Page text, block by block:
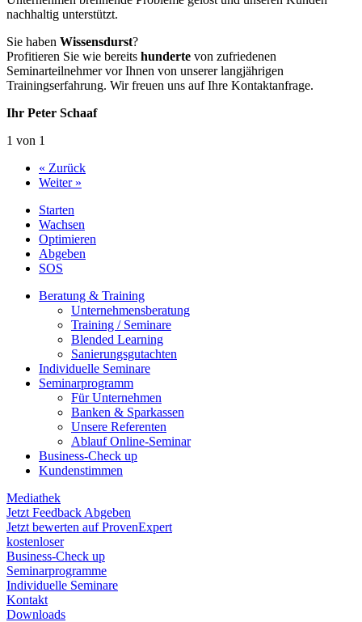
nachhaltig unterstützt.
Sie haben Wissensdurst?
Profitieren Sie wie bereits hunderte von zufriedenen
Seminarteilnehmer vor Ihnen von unserer langjährigen
Trainingserfahrung. Wir freuen uns auf Ihre Kontaktanfrage.
Ihr Peter Schaaf
1 von 1
« Zurück
Weiter »
Starten
Wachsen
Optimieren
Abgeben
SOS
Beratung & Training
Unternehmens­beratung
Training / Seminare
Blended Learning
Sanierungs­gutachten
Individuelle Seminare
Seminarprogramm
Für Unternehmen
Banken & Sparkassen
Unsere Referenten
Ablauf Online-Seminar
Business-Check up
Kundenstimmen
Mediathek
Jetzt Feedback Abgeben
Jetzt bewerten auf ProvenExpert
kostenloser
Business-Check up
Seminarprogramme
Individuelle Seminare
Kontakt
Downloads